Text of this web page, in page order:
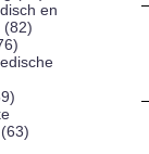
en
(82)